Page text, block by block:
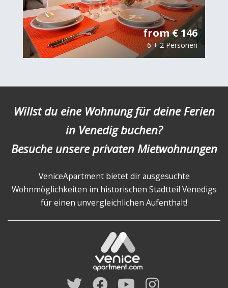
from € 146
6 + 2 Personen
Willst du eine Wohnung für deine Ferien
in Venedig buchen?
Besuche unsere privaten Mietwohnungen
VeniceApartment bietet dir ausgesuchte
Wohnmöglichkeiten im historischen Stadtteil Venedigs
für einen unvergleichlichen Aufenthalt!